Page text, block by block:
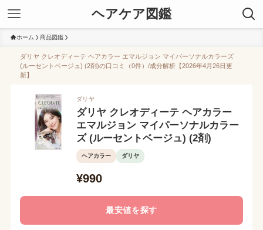
ヘアケア図鑑
ホーム 商品図鑑
ダリヤ クレオディーテ ヘアカラー エマルジョン マイパーソナルカラーズ
(ルーセントベージュ) (2剤)の口コミ（0件）/成分解析【2026年4月26日更
新】
ダリヤ
ダリヤ クレオディーテ ヘアカラー
エマルジョン マイパーソナルカラー
ズ (ルーセントベージュ) (2剤)
ヘアカラー ダリヤ
¥990
最安値を探す